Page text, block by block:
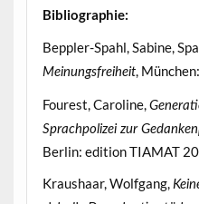
Bibliographie:
Beppler-Spahl, Sabine,
Meinungsfreiheit,
Fourest, Caroline,
Sprachpolizei zur
Berlin: edition TIAMAT
Kraushaar, Wolfgang,